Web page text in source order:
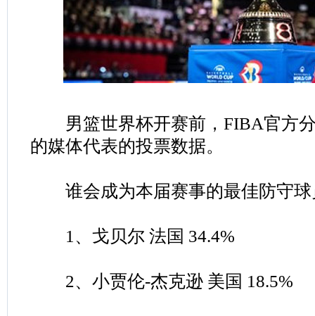
男篮世界杯开赛前，FIBA官方分
的媒体代表的投票数据。
谁会成为本届赛事的最佳防守球
1、戈贝尔 法国 34.4%
2、小贾伦-杰克逊 美国 18.5%